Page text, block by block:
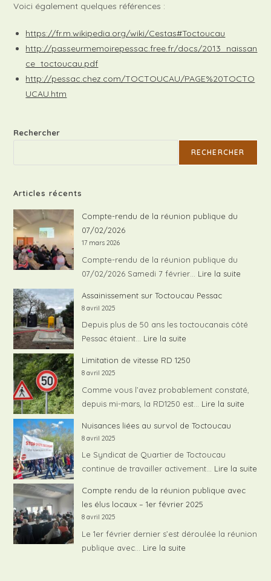
Voici également quelques références :
https://fr.m.wikipedia.org/wiki/Cestas#Toctoucau
http://passeurmemoirepessac.free.fr/docs/2013_naissan
ce_toctoucau.pdf
http://pessac.chez.com/TOCTOUCAU/PAGE%20TOCTO
UCAU.htm
Rechercher
RECHERCHER
Articles récents
Compte-rendu de la réunion publique du
07/02/2026
17 mars 2026
Compte-rendu de la réunion publique du
07/02/2026 Samedi 7 février… Lire la suite
07/02/
Assainissement sur Toctoucau Pessac
8 avril 2025
Depuis plus de 50 ans les toctoucanais côté
Pessac étaient… Lire la suite
Pessac
Limitation de vitesse RD 1250
8 avril 2025
Comme vous l’avez probablement constaté,
depuis mi-mars, la RD1250 est… Lire la suite
RD
Nuisances liées au survol de Toctoucau
8 avril 2025
Le Syndicat de Quartier de Toctoucau
continue de travailler activement… Lire la suite
Compte rendu de la réunion publique avec
les élus locaux – 1er février 2025
8 avril 2025
Le 1er février dernier s’est déroulée la réunion
publique avec… Lire la suite